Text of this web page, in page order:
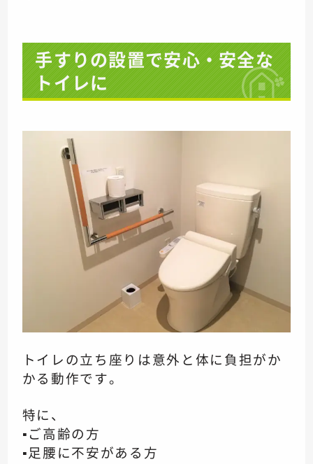
手すりの設置で安心・安全な
トイレに
トイレの立ち座りは意外と体に負担がか
かる動作です。
特に、
▪️ご高齢の方
▪️足腰に不安がある方